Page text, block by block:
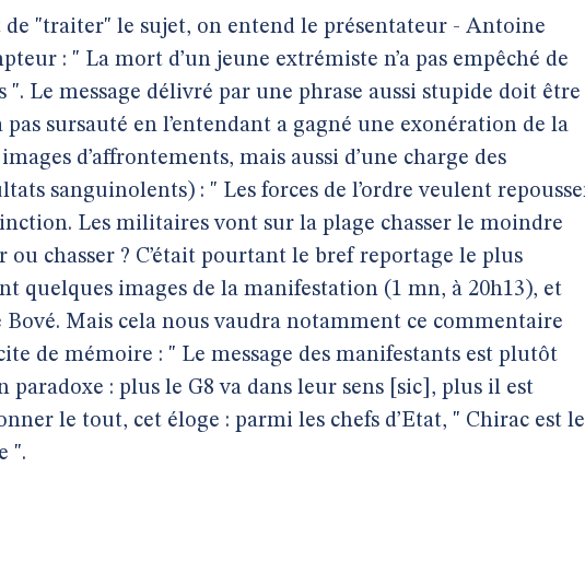
"traiter" le sujet, on entend le présentateur - Antoine
: " La mort d’un jeune extrémiste n’a pas empêché de
Le message délivré par une phrase aussi stupide doit être
sursauté en l’entendant a gagné une exonération de la
d’affrontements, mais aussi d’une charge des
sanguinolents) : " Les forces de l’ordre veulent
Les militaires vont sur la plage chasser le moindre
ou chasser ? C’était pourtant le bref reportage le plus
quelques images de la manifestation (1 mn, à 20h13), et
Bové. Mais cela nous vaudra notamment ce commentaire
de mémoire : " Le message des manifestants est plutôt
paradoxe : plus le G8 va dans leur sens [sic], plus il est
le tout, cet éloge : parmi les chefs d’Etat, " Chirac est le
".